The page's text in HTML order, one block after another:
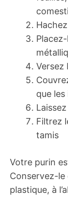
Versez
que les
Filtrez
tamis
Votre purin
Conservez-le
plastique, à